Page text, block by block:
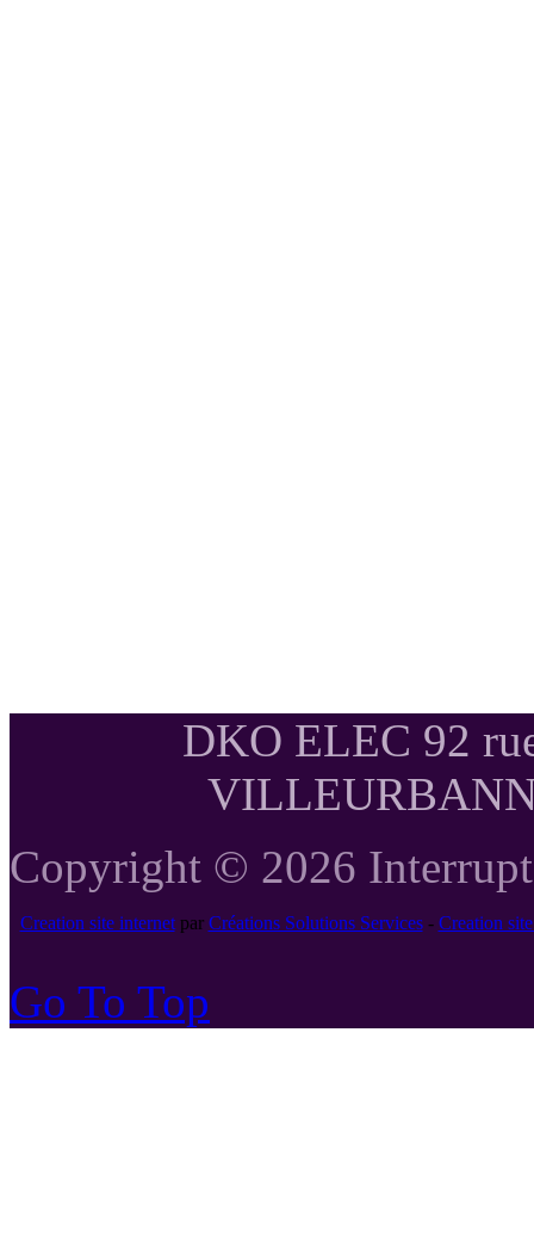
DKO ELEC 92
Copyright © 2026
Creation site internetpar Créations Solutions Services- Creation
Go To Top